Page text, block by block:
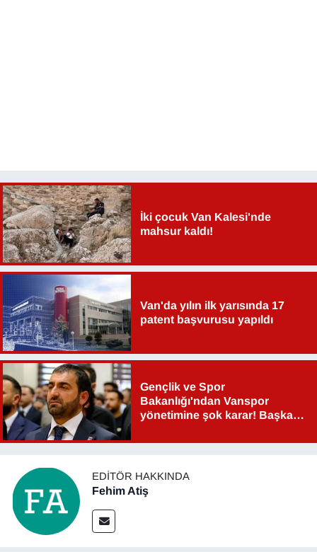
İki çocuk Van Kalesi'nde
mahsur kaldı!
Van'da yılın ilk yarısında 17
patent başvurusu yapıldı
Gençlik ve Spor
Bakanlığı'ndan Vanspor
yönetimine şok karar! Başkan
EDITÖR HAKKINDA
Fehim Atiş